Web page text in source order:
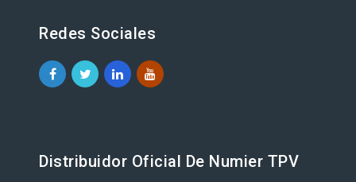
Redes Sociales
Distribuidor Oficial De Numier TPV